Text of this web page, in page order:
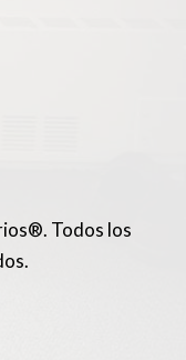
Todos los